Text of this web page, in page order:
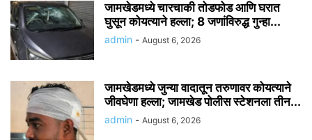
जामखेडमध्ये चारचाकी तोडफोड आणि घरात
घुसून कोयत्याने हल्ला; 8 जणांविरुद्ध गुन्हा...
admin - August 6, 2026
जामखेडमध्ये जुन्या वादातून तरुणावर कोयत्याने
जीवघेणा हल्ला; जामखेड पोलीस स्टेशनला तीन...
admin - August 6, 2026